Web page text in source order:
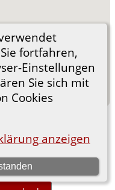
fortfahren,
Einstellungen
Sie sich mit
Cookies
anzeigen
Genealogy Sitebuildingv. 15.0.1,
© 2001-2026.